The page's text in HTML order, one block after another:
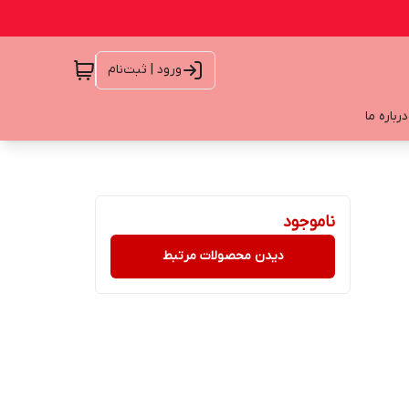
ورود | ثبت‌نام
درباره ما
ناموجود
دیدن محصولات مرتبط